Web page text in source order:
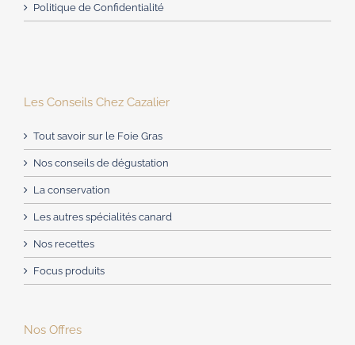
Politique de Confidentialité
Les Conseils Chez Cazalier
Tout savoir sur le Foie Gras
Nos conseils de dégustation
La conservation
Les autres spécialités canard
Nos recettes
Focus produits
Nos Offres